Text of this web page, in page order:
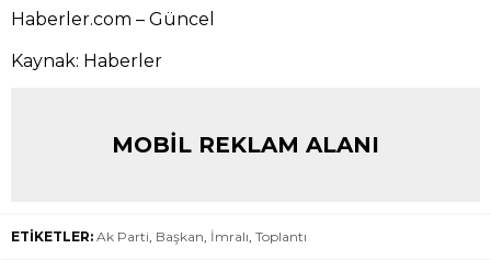
Haberler.com – Güncel
Kaynak: Haberler
MOBİL REKLAM ALANI
ETİKETLER: Ak Parti Başkan İmralı Toplantı